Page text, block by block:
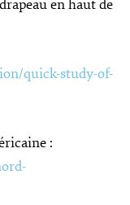
en haut de
quick-study-of-
: